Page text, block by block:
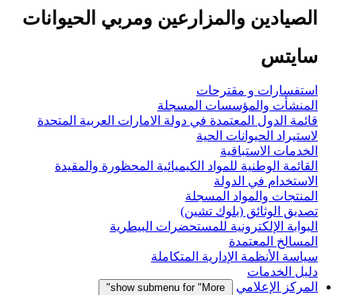
الصيادين والمزارعين ومربي الحيوانات
سايتس
استفسارات و مقترحات
المنشأت والمؤسسات المسجلة
قائمة الدول المعتمدة في دولة الامارات العربية المتحدة
لاستيراد الحيوانات الحية
الخدمات الاستباقية
القائمة الوطنية للمواد الكيميائية المحظورة والمقيدة
الاستخدام في الدولة
المنتجات والمواد المسجلة
تصديق الوثائق (بلوك تشين)
البوابة الإلكترونية للمستحضرات البيطرية
المسالخ المعتمدة
سياسة الأنظمة الإدارية المتكاملة
دليل الخدمات
المركز الإعلامي
show submenu for "More"